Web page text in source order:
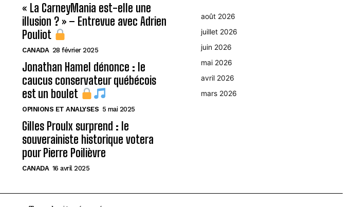
« La CarneyMania est-elle une
illusion ? » – Entrevue avec Adrien
Pouliot
CANADA 28 février 2025
Jonathan Hamel dénonce : le
caucus conservateur québécois
est un boulet
OPINIONS ET ANALYSES 5 mai 2025
Gilles Proulx surprend : le
souverainiste historique votera
pour Pierre Poilièvre
CANADA 16 avril 2025
août 2026
juillet 2026
juin 2026
mai 2026
avril 2026
mars 2026